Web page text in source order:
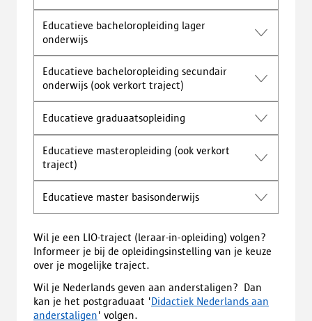
Educatieve bacheloropleiding lager
onderwijs
Educatieve bacheloropleiding secundair
onderwijs (ook verkort traject)
Educatieve graduaatsopleiding
Educatieve masteropleiding (ook verkort
traject)
Educatieve master basisonderwijs
Wil je een LIO-traject (leraar-in-opleiding) volgen?
Informeer je bij de opleidingsinstelling van je keuze
over je mogelijke traject.
Wil je Nederlands geven aan anderstaligen? Dan
kan je het postgraduaat 'Didactiek Nederlands aan
anderstaligen' volgen.